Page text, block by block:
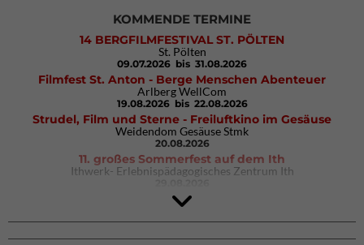
KOMMENDE TERMINE
14 BERGFILMFESTIVAL ST. PÖLTEN
St. Pölten
09.07.2026 bis 31.08.2026
Filmfest St. Anton - Berge Menschen Abenteuer
Arlberg WellCom
19.08.2026 bis 22.08.2026
Strudel, Film und Sterne - Freiluftkino im Gesäuse
Weidendom Gesäuse Stmk
20.08.2026
11. großes Sommerfest auf dem Ith
Ithwerk- Erlebnispädagogisches Zentrum Ith
4Blocs KIDS 2026
DAV Kletter- & Boulderzentrum München Süd (Thalkirchen)
26.09.2026